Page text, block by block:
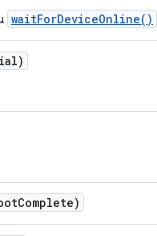
waitForDeviceOnline()
Complete)